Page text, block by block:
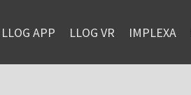
LLOG APP LLOG VR IMPLEXA